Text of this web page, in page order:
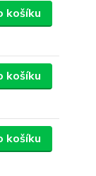
košíku
košíku
košíku